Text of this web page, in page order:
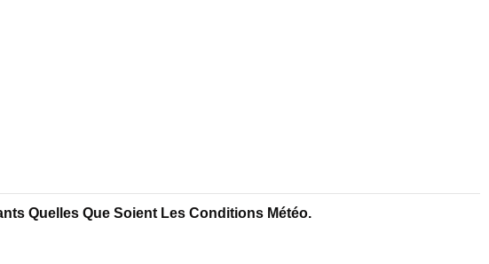
Quelles Que Soient Les Conditions Météo.